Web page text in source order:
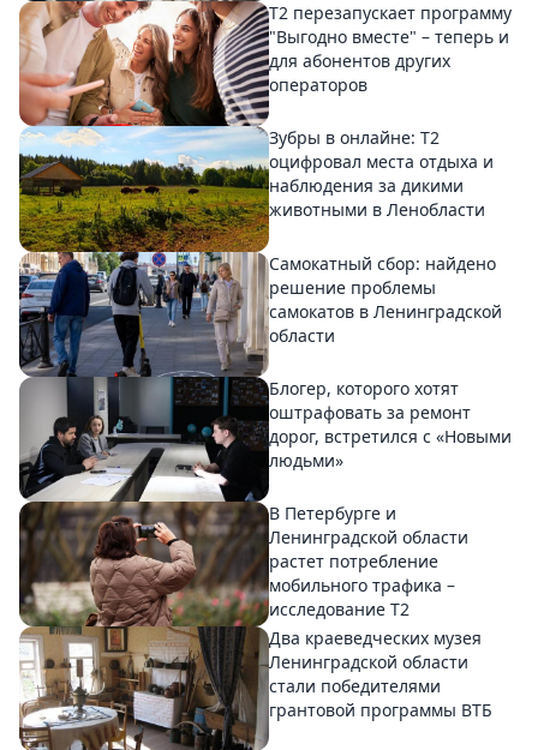
Т2 перезапускает программу
"Выгодно вместе" – теперь и
для абонентов других
операторов
Зубры в онлайне: Т2
оцифровал места отдыха и
наблюдения за дикими
животными в Ленобласти
Самокатный сбор: найдено
решение проблемы
самокатов в Ленинградской
области
Блогер, которого хотят
оштрафовать за ремонт
дорог, встретился с «Новыми
людьми»
В Петербурге и
Ленинградской области
растет потребление
мобильного трафика –
исследование T2
Два краеведческих музея
Ленинградской области
стали победителями
грантовой программы ВТБ